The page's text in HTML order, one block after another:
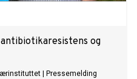
og
Pressemelding